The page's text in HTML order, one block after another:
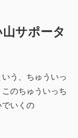
サポータ
う、ちゅういっ
のちゅういっち
いくの